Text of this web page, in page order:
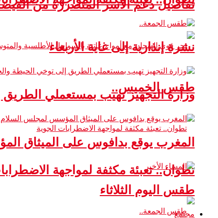
تفاصيل دعم الأسر المتضررة من
طقس الخميس..
تطوان.. تعبئة مكثفة لمواجهة
نشرة إنذارية إلى غاية الأربعاء
وزارة التجهيز تهيب بمستعملي
المغرب يوقع بدافوس على الميثاق
طقس اليوم الثلاثاء
مجتمع